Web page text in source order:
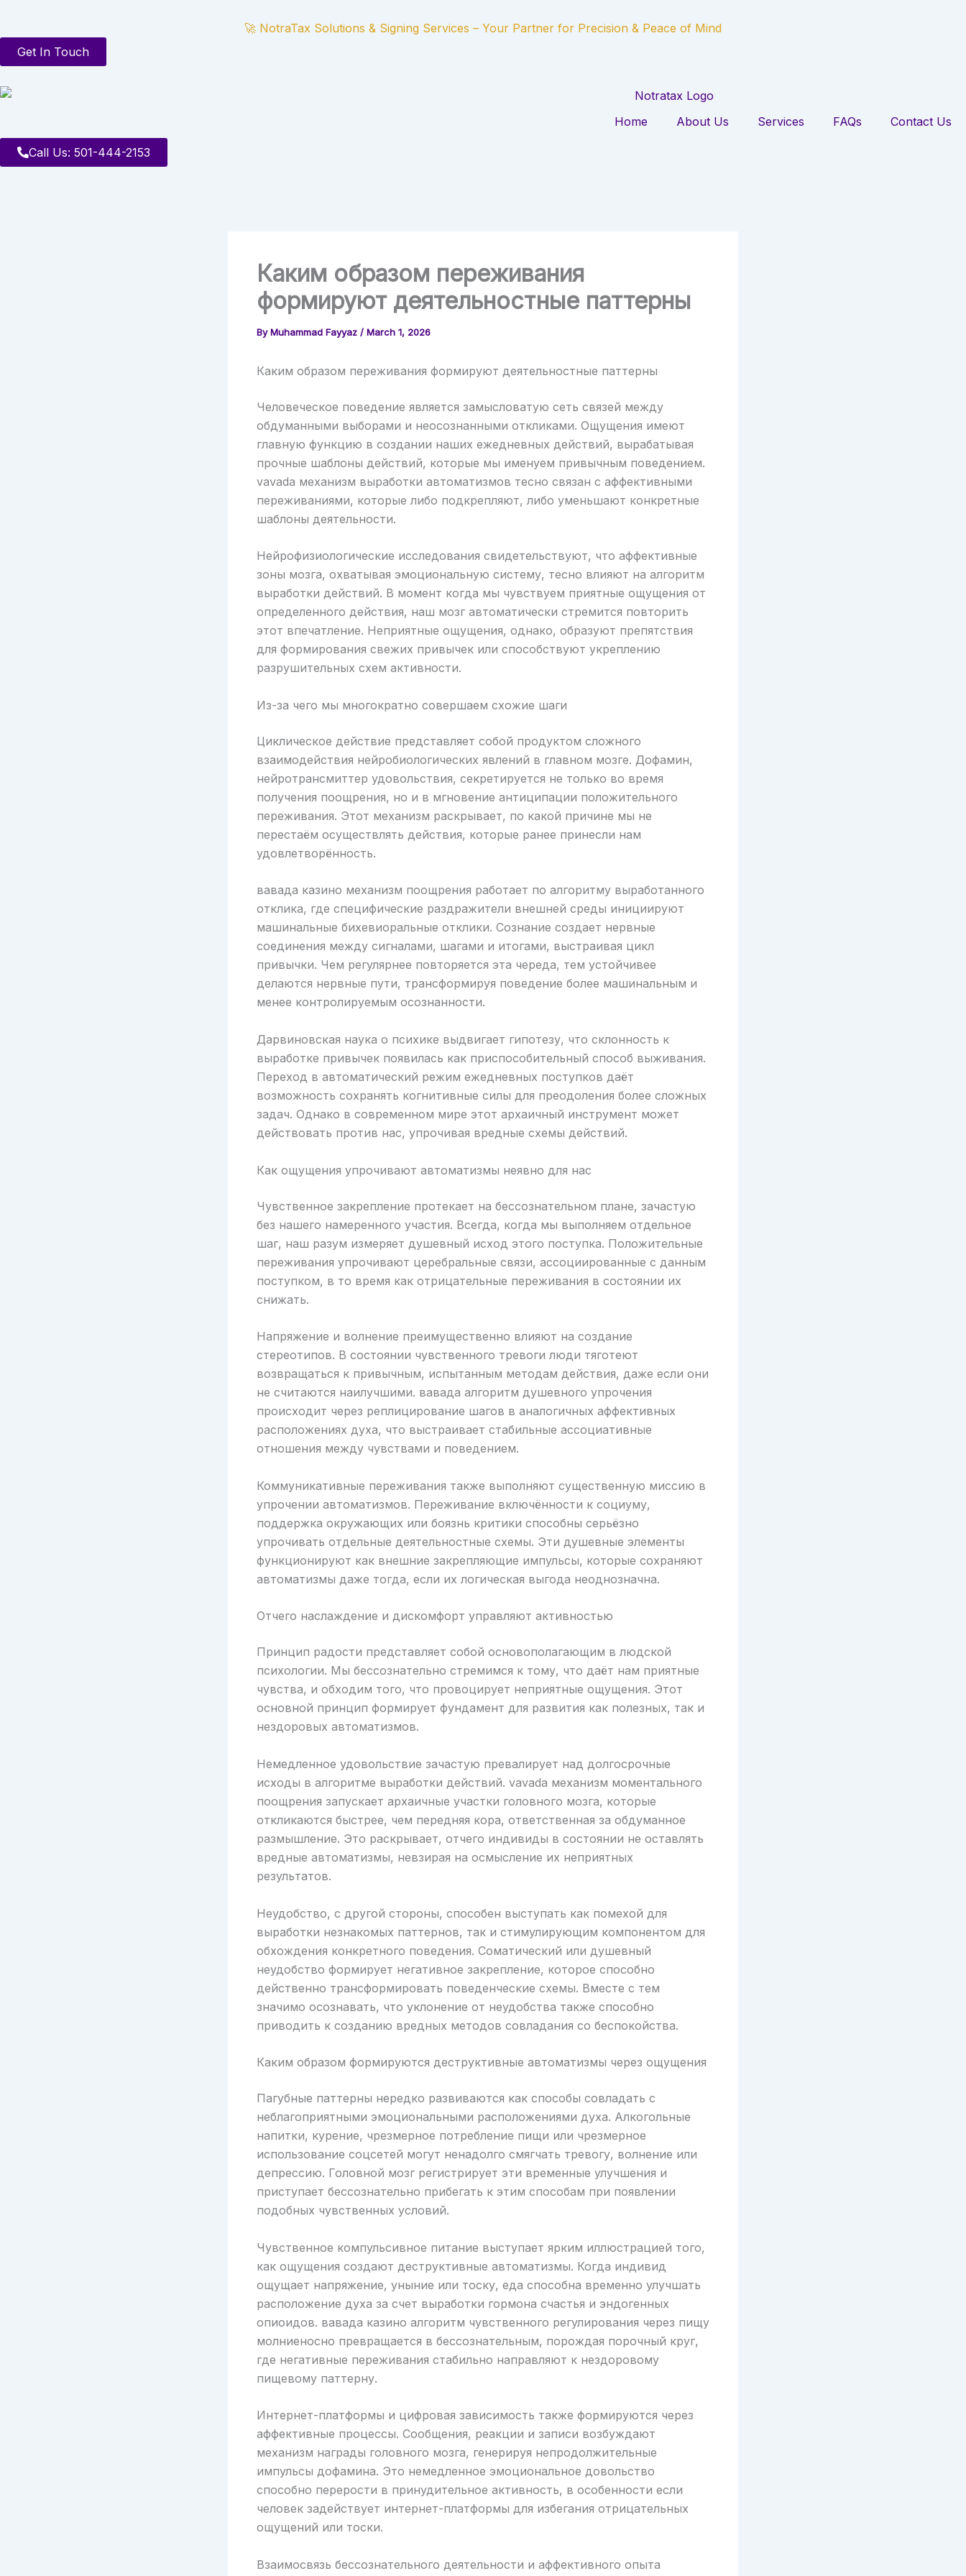
content
🚀 NotraTax Solutions & Signing Services – Your Partner for Precision & Peace of Mind
Get In Touch
Home About Us Services FAQs Contact Us
Call Us: 501-444-2153
Каким образом переживания
формируют деятельностные паттерны
ByMuhammad Fayyaz / March 1, 2026
Каким образом переживания формируют деятельностные паттерны
Человеческое поведение является замысловатую сеть связей между
обдуманными выборами и неосознанными откликами. Ощущения имеют
главную функцию в создании наших ежедневных действий, вырабатывая
прочные шаблоны действий, которые мы именуем привычным поведением.
vavada механизм выработки автоматизмов тесно связан с аффективными
переживаниями, которые либо подкрепляют, либо уменьшают конкретные
шаблоны деятельности.
Нейрофизиологические исследования свидетельствуют, что аффективные
зоны мозга, охватывая эмоциональную систему, тесно влияют на алгоритм
выработки действий. В момент когда мы чувствуем приятные ощущения от
определенного действия, наш мозг автоматически стремится повторить
этот впечатление. Неприятные ощущения, однако, образуют препятствия
для формирования свежих привычек или способствуют укреплению
разрушительных схем активности.
Из-за чего мы многократно совершаем схожие шаги
Циклическое действие представляет собой продуктом сложного
взаимодействия нейробиологических явлений в главном мозге. Дофамин,
нейротрансмиттер удовольствия, секретируется не только во время
получения поощрения, но и в мгновение антиципации положительного
переживания. Этот механизм раскрывает, по какой причине мы не
перестаём осуществлять действия, которые ранее принесли нам
удовлетворённость.
вавада казино механизм поощрения работает по алгоритму выработанного
отклика, где специфические раздражители внешней среды инициируют
машинальные бихевиоральные отклики. Сознание создает нервные
соединения между сигналами, шагами и итогами, выстраивая цикл
привычки. Чем регулярнее повторяется эта череда, тем устойчивее
делаются нервные пути, трансформируя поведение более машинальным и
менее контролируемым осознанности.
Дарвиновская наука о психике выдвигает гипотезу, что склонность к
выработке привычек появилась как приспособительный способ выживания.
Переход в автоматический режим ежедневных поступков даёт
возможность сохранять когнитивные силы для преодоления более сложных
задач. Однако в современном мире этот архаичный инструмент может
действовать против нас, упрочивая вредные схемы действий.
Как ощущения упрочивают автоматизмы неявно для нас
Чувственное закрепление протекает на бессознательном плане, зачастую
без нашего намеренного участия. Всегда, когда мы выполняем отдельное
шаг, наш разум измеряет душевный исход этого поступка. Положительные
переживания упрочивают церебральные связи, ассоциированные с данным
поступком, в то время как отрицательные переживания в состоянии их
снижать.
Напряжение и волнение преимущественно влияют на создание
стереотипов. В состоянии чувственного тревоги люди тяготеют
возвращаться к привычным, испытанным методам действия, даже если они
не считаются наилучшими. вавада алгоритм душевного упрочения
происходит через реплицирование шагов в аналогичных аффективных
расположениях духа, что выстраивает стабильные ассоциативные
отношения между чувствами и поведением.
Коммуникативные переживания также выполняют существенную миссию в
упрочении автоматизмов. Переживание включённости к социуму,
поддержка окружающих или боязнь критики способны серьёзно
упрочивать отдельные деятельностные схемы. Эти душевные элементы
функционируют как внешние закрепляющие импульсы, которые сохраняют
автоматизмы даже тогда, если их логическая выгода неоднозначна.
Отчего наслаждение и дискомфорт управляют активностью
Принцип радости представляет собой основополагающим в людской
психологии. Мы бессознательно стремимся к тому, что даёт нам приятные
чувства, и обходим того, что провоцирует неприятные ощущения. Этот
основной принцип формирует фундамент для развития как полезных, так и
нездоровых автоматизмов.
Немедленное удовольствие зачастую превалирует над долгосрочные
исходы в алгоритме выработки действий. vavada механизм моментального
поощрения запускает архаичные участки головного мозга, которые
откликаются быстрее, чем передняя кора, ответственная за обдуманное
размышление. Это раскрывает, отчего индивиды в состоянии не оставлять
вредные автоматизмы, невзирая на осмысление их неприятных
результатов.
Неудобство, с другой стороны, способен выступать как помехой для
выработки незнакомых паттернов, так и стимулирующим компонентом для
обхождения конкретного поведения. Соматический или душевный
неудобство формирует негативное закрепление, которое способно
действенно трансформировать поведенческие схемы. Вместе с тем
значимо осознавать, что уклонение от неудобства также способно
приводить к созданию вредных методов совладания со беспокойства.
Каким образом формируются деструктивные автоматизмы через ощущения
Пагубные паттерны нередко развиваются как способы совладать с
неблагоприятными эмоциональными расположениями духа. Алкогольные
напитки, курение, чрезмерное потребление пищи или чрезмерное
использование соцсетей могут ненадолго смягчать тревогу, волнение или
депрессию. Головной мозг регистрирует эти временные улучшения и
приступает бессознательно прибегать к этим способам при появлении
подобных чувственных условий.
Чувственное компульсивное питание выступает ярким иллюстрацией того,
как ощущения создают деструктивные автоматизмы. Когда индивид
ощущает напряжение, уныние или тоску, еда способна временно улучшать
расположение духа за счет выработки гормона счастья и эндогенных
опиоидов. вавада казино алгоритм чувственного регулирования через пищу
молниеносно превращается в бессознательным, порождая порочный круг,
где негативные переживания стабильно направляют к нездоровому
пищевому паттерну.
Интернет-платформы и цифровая зависимость также формируются через
аффективные процессы. Сообщения, реакции и записи возбуждают
механизм награды головного мозга, генерируя непродолжительные
импульсы дофамина. Это немедленное эмоциональное довольство
способно перерости в принудительное активность, в особенности если
человек задействует интернет-платформы для избегания отрицательных
ощущений или тоски.
Взаимосвязь бессознательного деятельности и аффективного опыта